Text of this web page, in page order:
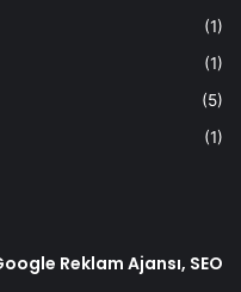
(1)
(1)
(5)
(1)
Reklam Ajansı, SEO